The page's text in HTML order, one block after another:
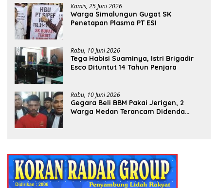
Kamis, 25 Juni 2026
Warga Simalungun Gugat SK
Penetapan Plasma PT ESI
Rabu, 10 Juni 2026
Tega Habisi Suaminya, Istri Brigadir
Esco Dituntut 14 Tahun Penjara
Rabu, 10 Juni 2026
Gegara Beli BBM Pakai Jerigen, 2
Warga Medan Terancam Didenda